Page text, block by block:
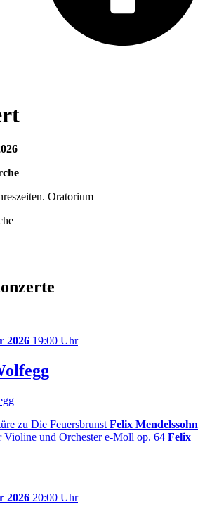
Oratorium
2026 19:00 Uhr
zu Die Feuersbrunst Felix Mendelssohn
Violine und Orchester e-Moll op. 64 Felix
2026 20:00 Uhr